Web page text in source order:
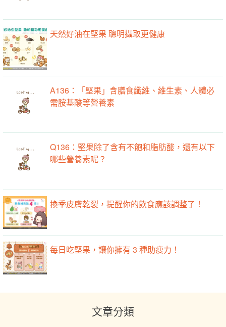
天然好油在堅果 聰明攝取更健康
A136：「堅果」含膳食纖維、維生素、人體必
需胺基酸等營養素
Q136：堅果除了含有不飽和脂肪酸，還有以下
哪些營養素呢？
換季皮膚乾裂，提醒你的飲食應該調整了！
每日吃堅果，讓你擁有 3 種助瘦力！
文章分類